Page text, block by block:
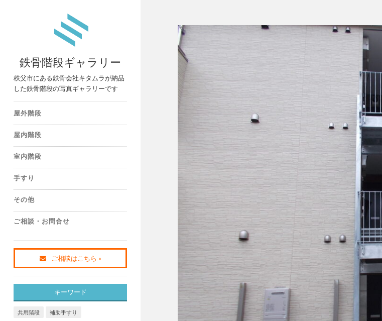
鉄骨階段ギャラリー
秩父市にある鉄骨会社キタムラが納品
した鉄骨階段の写真ギャラリーです
屋外階段
屋内階段
室内階段
手すり
その他
ご相談・お問合せ
ご相談はこちら »
キーワード
共用階段 補助手すり